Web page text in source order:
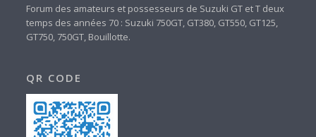
Forum des amateurs et possesseurs de Suzuki GT et T deux
temps des années 70 : Suzuki 750GT, GT380, GT550, GT125,
GT750, 750GT, Bouillotte.
QR CODE